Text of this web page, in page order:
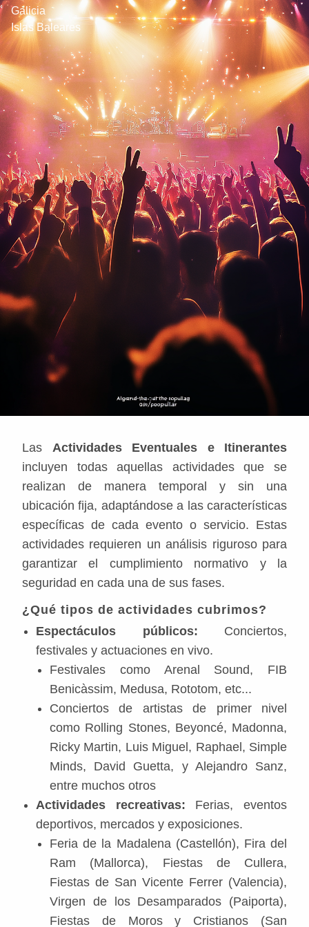
DELEGACIONES
ÁREA DE CLIENTES
Galicia
Islas Baleares
Las Actividades Eventuales e Itinerantes
incluyen todas aquellas actividades que se
realizan de manera temporal y sin una
ubicación fija, adaptándose a las características
específicas de cada evento o servicio. Estas
actividades requieren un análisis riguroso para
garantizar el cumplimiento normativo y la
seguridad en cada una de sus fases.
¿Qué tipos de actividades cubrimos?
Espectáculos públicos: Conciertos,
festivales y actuaciones en vivo.
Festivales como Arenal Sound, FIB
Benicàssim, Medusa, Rototom, etc...
Conciertos de artistas de primer nivel
como Rolling Stones, Beyoncé, Madonna,
Ricky Martin, Luis Miguel, Raphael, Simple
Minds, David Guetta, y Alejandro Sanz,
entre muchos otros
Actividades recreativas: Ferias, eventos
deportivos, mercados y exposiciones.
Feria de la Madalena (Castellón), Fira del
Ram (Mallorca), Fiestas de Cullera,
Fiestas de San Vicente Ferrer (Valencia),
Virgen de los Desamparados (Paiporta),
Fiestas de Moros y Cristianos (San